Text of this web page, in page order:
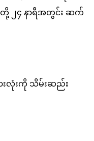
တို့ ၂၄ နာရီအတွင်း ဆက်
ားလုံးကို သိမ်းဆည်း